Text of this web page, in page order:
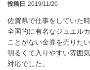
投稿日 2019/11/20
佐賀県で仕事をしていた
全国的に有名なジュエル
ことがない金券を売りた
明るくて入りやすい雰囲
対応でした。